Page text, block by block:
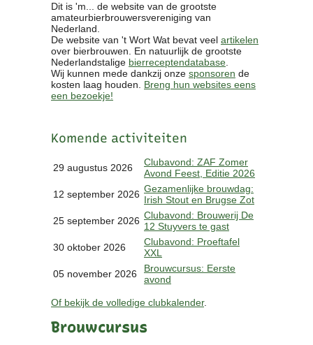
Dit is 'm... de website van de grootste
amateurbierbrouwersvereniging van
Nederland.
De website van 't Wort Wat bevat veel artikelen
over bierbrouwen. En natuurlijk de grootste
Nederlandstalige bierreceptendatabase
Wij kunnen mede dankzij onze sponsoren de
kosten laag houden. Breng hun websites eens
een bezoekje!
Komende activiteiten
29 augustus 2026
Clubavond: ZAF Zomer
Avond Feest, Editie 2026
12 september 2026 Gezamenlijke brouwdag:
Irish Stout en Brugse Zot
25 september 2026 Clubavond: Brouwerij De
12 Stuyvers te gast
30 oktober 2026
Clubavond: Proeftafel
XXL
05 november 2026
Brouwcursus: Eerste
avond
Of bekijk de volledige clubkalender.
Brouwcursus
Clubkalender
Bestuur
- Historie
Privacyverklaring
Wedstrijduitslagen
Bijzondere Leden
- Professioneel